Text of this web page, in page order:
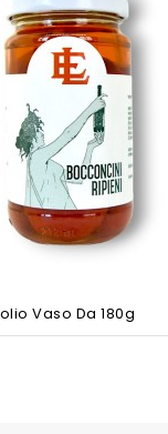
Vaso Da 180g